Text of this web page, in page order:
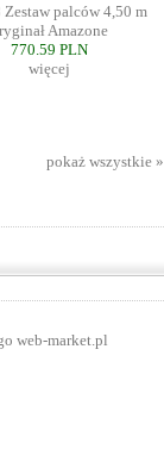
palców 4,50 m
Amazone
770.59 PLN
więcej
pokaż wszystkie »
web-market.pl